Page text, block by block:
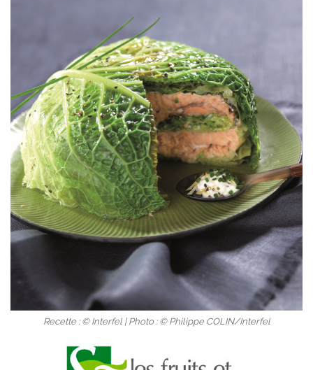
Recette : © Interfel | Photo : © Philippe COLIN/Interfel